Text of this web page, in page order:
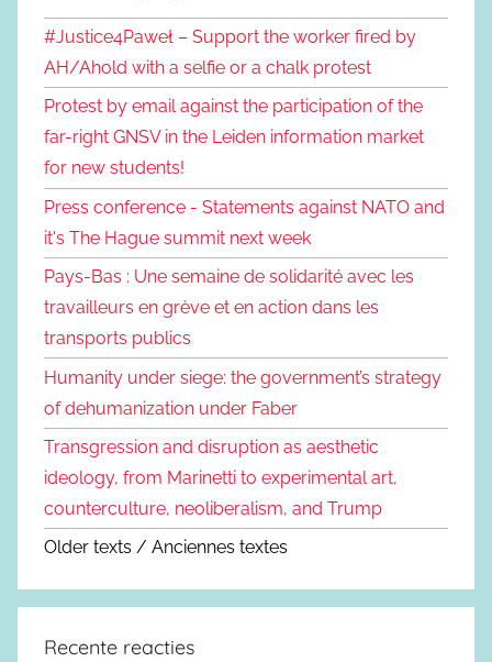
#Justice4Paweł – Support the worker fired by
AH/Ahold with a selfie or a chalk protest
Protest by email against the participation of the
far-right GNSV in the Leiden information market
for new students!
Press conference - Statements against NATO and
it's The Hague summit next week
Pays-Bas : Une semaine de solidarité avec les
travailleurs en grève et en action dans les
transports publics
Humanity under siege: the government’s strategy
of dehumanization under Faber
Transgression and disruption as aesthetic
ideology, from Marinetti to experimental art,
counterculture, neoliberalism, and Trump
Older texts / Anciennes textes
Recente reacties